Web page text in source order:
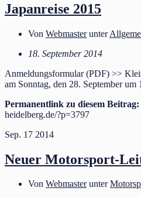
Japanreise 2015
Von Webmasterunter
18. September 2014
Anmeldungsformular (PDF) >>
am Sonntag, den 28. September
Permanentlink zu diesem Beitrag:
heidelberg.de/?p=3797
Sep. 17 2014
Neuer Motorsport-
Von Webmasterunter